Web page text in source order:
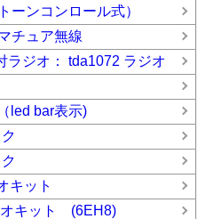
ーンコンロール式）
チュア無線
ラジオ： tda1072 ラジオ
led bar表示)
キット
キット (6EH8)